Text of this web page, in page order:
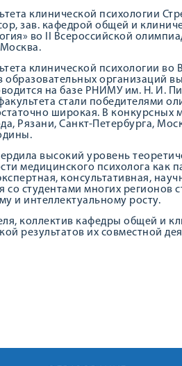
клинической психологии
зав. кафедрой общей и
во II Всероссийской
клинической психологии
образовательных организаций
на базе РНИМУ им. Н. И.
стали победителями
широкая. В
Рязани, Санкт-Петербурга,
высокий уровень
медицинского психолога как
консультативная,
студентами многих регионов
и интеллектуальному росту.
коллектив кафедры общей и
результатов их совместной